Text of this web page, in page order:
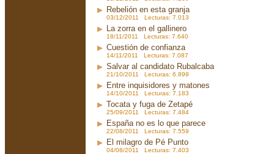
Rebelión en esta granja
03/12/2011 Lecturas: 7.013
La zorra en el gallinero
18/11/2011 Lecturas: 7.640
Cuestión de confianza
14/11/2011 Lecturas: 7.087
Salvar al candidato Rubalcaba
21/10/2011 Lecturas: 6.899
Entre inquisidores y matones
14/10/2011 Lecturas: 7.183
Tocata y fuga de Zetapé
25/09/2011 Lecturas: 7.484
España no es lo que parece
22/08/2011 Lecturas: 7.559
El milagro de Pé Punto
04/08/2011 Lecturas: 7.403